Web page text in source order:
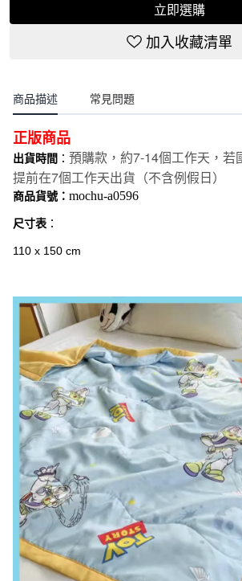
立即選購
加入收藏清單
商品描述 常見問題
正版商品
出貨時間 ： 預購款，約7-14個工作天，若
提前在7個工作天出貨（不含例假日）
商品貨號： mochu-a0596
尺寸表 ：
110 x 150 cm